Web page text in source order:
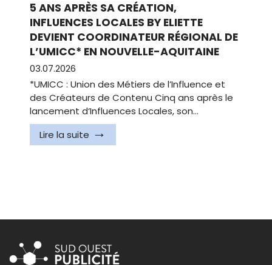
5 ANS APRÈS SA CRÉATION,
INFLUENCES LOCALES BY ELIETTE
DEVIENT COORDINATEUR RÉGIONAL DE
L’UMICC* EN NOUVELLE-AQUITAINE
03.07.2026
*UMICC : Union des Métiers de l’Influence et
des Créateurs de Contenu Cinq ans après le
lancement d‘Influences Locales, son…
Lire la suite